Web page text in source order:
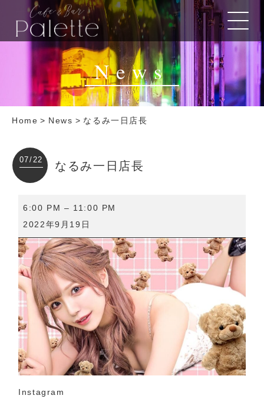
News
Home > News > なるみ一日店長
07/22 なるみ一日店長
み
一
日
店
長
6:00 PM – 11:00 PM
2022年9月19日
Instagram